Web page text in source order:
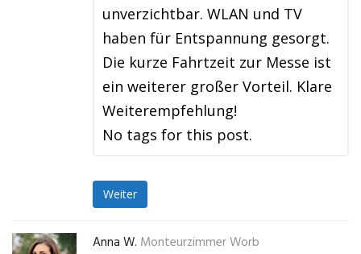
unverzichtbar. WLAN und TV
haben für Entspannung gesorgt.
Die kurze Fahrtzeit zur Messe ist
ein weiterer großer Vorteil. Klare
Weiterempfehlung!
No tags for this post.
Weiter
Anna W. Monteurzimmer Worb